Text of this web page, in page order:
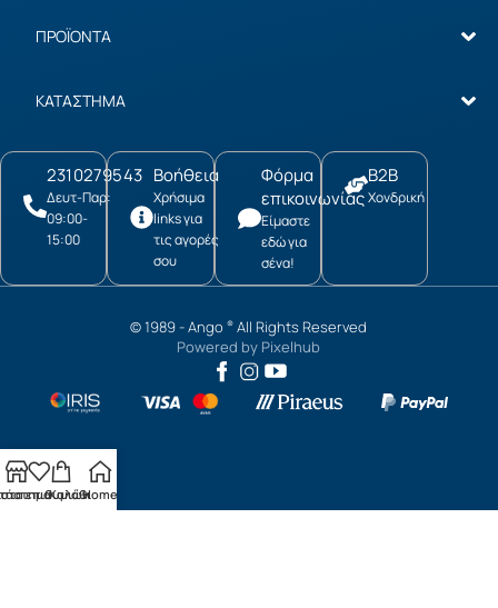
ΠΡΟΪΟΝΤΑ
ΚΑΤΑΣΤΗΜΑ
2310279543
Δευτ-Παρ:
09:00-
15:00
Βοήθεια
Χρήσιμα
links για
τις αγορές
σου
Φόρμα
επικοινωνίας
Είμαστε
εδώ για
σένα!
B2B
Χονδρική
© 1989 -Ango® All Rights Reserved
Powered by Pixelhub
επιθυμιών
ΚαλάθιHome